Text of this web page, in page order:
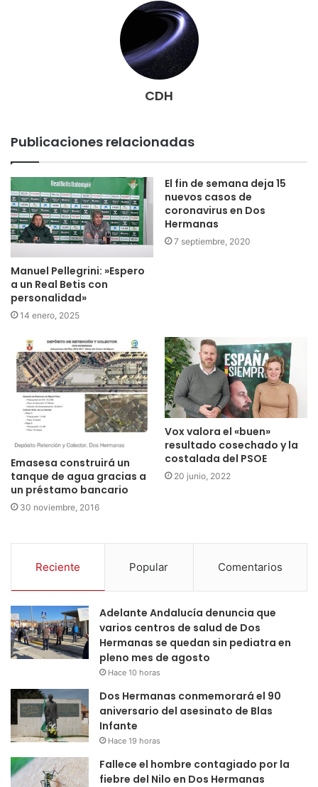
CDH
Publicaciones relacionadas
Manuel Pellegrini: »Espero
a un Real Betis con
personalidad»
14 enero, 2025
El fin de semana deja 15
nuevos casos de
coronavirus en Dos
Hermanas
7 septiembre, 2020
Emasesa construirá un
tanque de agua gracias a
un préstamo bancario
30 noviembre, 2016
Vox valora el «buen»
resultado cosechado y la
costalada del PSOE
20 junio, 2022
Reciente Popular Comentarios
Adelante Andalucía denuncia que
varios centros de salud de Dos
Hermanas se quedan sin pediatra en
pleno mes de agosto
Hace 10 horas
Dos Hermanas conmemorará el 90
aniversario del asesinato de Blas
Infante
Hace 19 horas
Fallece el hombre contagiado por la
fiebre del Nilo en Dos Hermanas